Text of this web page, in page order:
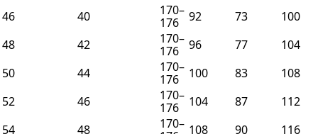
46
40
170–
176
92 73
100
48
42
170–
176
96 77
104
50
44
170–
176
100 83
108
52
46
170–
176
104 87
112
54
48
170– 108 90
116